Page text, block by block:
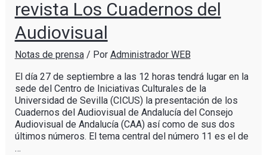
revista Los Cuadernos del
Audiovisual
Notas de prensa/ Por Administrador WEB
El día 27 de septiembre a las 12 horas tendrá lugar en la
sede del Centro de Iniciativas Culturales de la
Universidad de Sevilla (CICUS) la presentación de los
Cuadernos del Audiovisual de Andalucía del Consejo
Audiovisual de Andalucía (CAA) así como de sus dos
últimos números. El tema central del número 11 es el de
…